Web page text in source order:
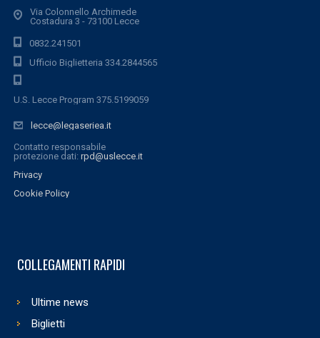
Via Colonnello Archimede
Costadura 3 - 73100 Lecce
0832.241501
Ufficio Biglietteria 334.2844565
U.S. Lecce Program 375.5199059
lecce@legaseriea.it
Contatto responsabile
protezione dati: rpd@uslecce.it
Privacy
Cookie Policy
COLLEGAMENTI RAPIDI
Ultime news
Biglietti